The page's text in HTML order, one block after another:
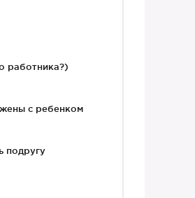
работника?)
с ребенком
подругу